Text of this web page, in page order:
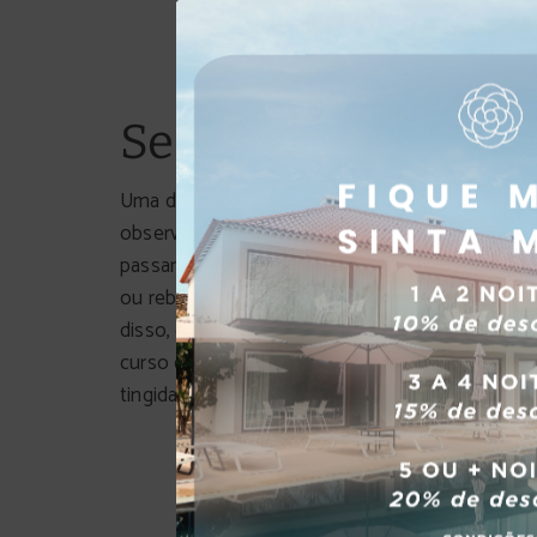
Serra da Estrela
Uma das paisagens naturais mais
observadas através da montanha mais alta de
passar por este lugar, encontrará uma vegetação
ou rebanhos de ovelhas guiados pelos seus
disso, entrará numaaura de paz e tranquilidade
curso dos rios portugueses. No inverno, as
tingidas de branco, onde poderá praticar esqui e